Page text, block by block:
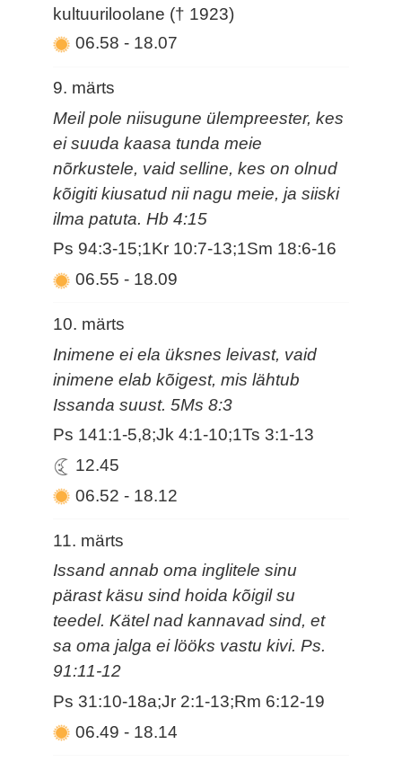
kultuuriloolane († 1923)
06.58- 18.07
9. märts
Meil pole niisugune ülempreester, kes
ei suuda kaasa tunda meie
nõrkustele, vaid selline, kes on olnud
kõigiti kiusatud nii nagu meie, ja siiski
ilma patuta. Hb 4:15
Ps 94:3-15;1Kr 10:7-13;1Sm 18:6-16
06.55- 18.09
10. märts
Inimene ei ela üksnes leivast, vaid
inimene elab kõigest, mis lähtub
Issanda suust. 5Ms 8:3
Ps 141:1-5,8;Jk 4:1-10;1Ts 3:1-13
12.45
06.52- 18.12
11. märts
Issand annab oma inglitele sinu
pärast käsu sind hoida kõigil su
teedel. Kätel nad kannavad sind, et
sa oma jalga ei lööks vastu kivi. Ps.
91:11-12
Ps 31:10-18a;Jr 2:1-13;Rm 6:12-19
06.49- 18.14